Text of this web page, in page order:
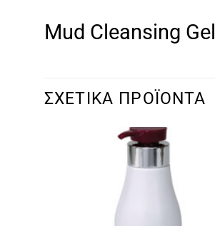
Mud Cleansing Gel
ΣΧΕΤΙΚΆ ΠΡΟΪΌΝΤΑ